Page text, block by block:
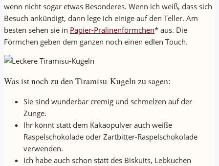
wenn nicht sogar etwas Besonderes. Wenn ich weiß, dass sich
Besuch ankündigt, dann lege ich einige auf den Teller. Am
besten sehen sie in Papier-Pralinenförmchen* aus. Die
Förmchen geben dem ganzen noch einen edlen Touch.
Was ist noch zu den Tiramisu-Kugeln zu sagen:
Sie sind wunderbar cremig und schmelzen auf der
Zunge.
Ihr könnt statt dem Kakaopulver auch weiße
Raspelschokolade oder Zartbitter-Raspelschokolade
verwenden.
Ich habe auch schon statt des Biskuits, Lebkuchen